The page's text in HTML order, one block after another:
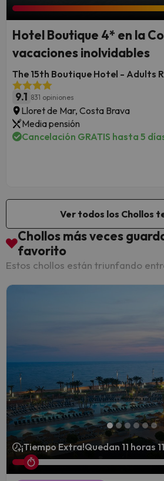
Hotel Boutique 4* en la
vacaciones inolvidables
The 15th Boutique Hotel - Adults
9.1 831 opiniones
Lloret de Mar, Costa Brava
Media pensión
Cancelación GRATIS hasta 5
Ver todos los Chollos
Chollos más veces
favorito
Estos chollos están triunfando
¡Tiempo Extra!Quedan 11 horas